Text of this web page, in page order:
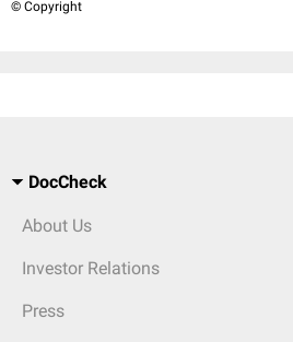
© Copyright
DocCheck
About Us
Investor Relations
Press